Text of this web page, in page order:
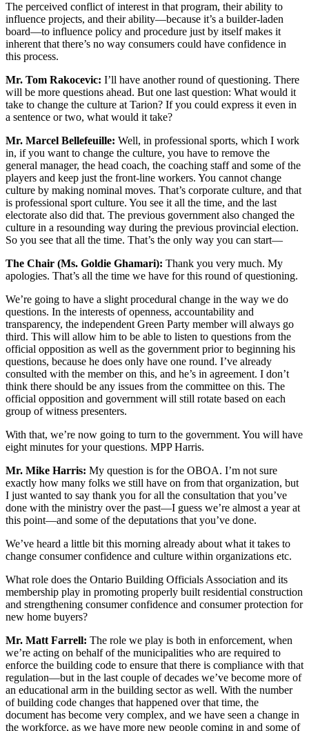
The perceived conflict of interest in that program, their ability to
influence projects, and their ability—because it’s a builder-laden
board—to influence policy and procedure just by itself makes it
inherent that there’s no way consumers could have confidence in
this process.
Mr. Tom Rakocevic: I’ll have another round of questioning. There
will be more questions ahead. But one last question: What would it
take to change the culture at Tarion? If you could express it even in
a sentence or two, what would it take?
Mr. Marcel Bellefeuille: Well, in professional sports, which I work
in, if you want to change the culture, you have to remove the
general manager, the head coach, the coaching staff and some of the
players and keep just the front-line workers. You cannot change
culture by making nominal moves. That’s corporate culture, and that
is professional sport culture. You see it all the time, and the last
electorate also did that. The previous government also changed the
culture in a resounding way during the previous provincial election.
So you see that all the time. That’s the only way you can start—
The Chair (Ms. Goldie Ghamari): Thank you very much. My
apologies. That’s all the time we have for this round of questioning.
We’re going to have a slight procedural change in the way we do
questions. In the interests of openness, accountability and
transparency, the independent Green Party member will always go
third. This will allow him to be able to listen to questions from the
official opposition as well as the government prior to beginning his
questions, because he does only have one round. I’ve already
consulted with the member on this, and he’s in agreement. I don’t
think there should be any issues from the committee on this. The
official opposition and government will still rotate based on each
group of witness presenters.
With that, we’re now going to turn to the government. You will have
eight minutes for your questions. MPP Harris.
Mr. Mike Harris: My question is for the OBOA. I’m not sure
exactly how many folks we still have on from that organization, but
I just wanted to say thank you for all the consultation that you’ve
done with the ministry over the past—I guess we’re almost a year at
this point—and some of the deputations that you’ve done.
We’ve heard a little bit this morning already about what it takes to
change consumer confidence and culture within organizations etc.
What role does the Ontario Building Officials Association and its
membership play in promoting properly built residential construction
and strengthening consumer confidence and consumer protection for
new home buyers?
Mr. Matt Farrell: The role we play is both in enforcement, when
we’re acting on behalf of the municipalities who are required to
enforce the building code to ensure that there is compliance with that
regulation—but in the last couple of decades we’ve become more of
an educational arm in the building sector as well. With the number
of building code changes that happened over that time, the
document has become very complex, and we have seen a change in
the workforce, as we have more new people coming in and some of